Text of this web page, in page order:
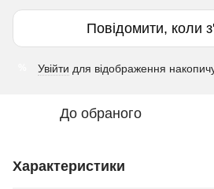
Повідомити, коли
Увійти для відображення
До обраного
Характеристики